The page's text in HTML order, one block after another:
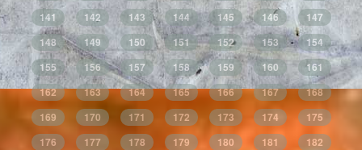
141
142 143 144 145 146
147
148
149 150 151 152 153
154
155
156 157 158 159 160
161
162
163 164 165 166 167
168
169
170 171 172 173 174
175
176
177 178 179 180 181
182